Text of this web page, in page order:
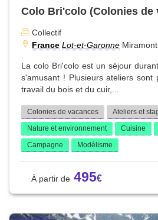
Colo Bri'colo (Colonies de
Collectif
France Lot-et-Garonne
La colo Bri'colo est un séjour
s'amusant ! Plusieurs ateliers sont
travail du bois et du cuir,...
Colonies de vacances
Ateliers et
Nature et environnement
Cuisine
Campagne
Modélisme
495